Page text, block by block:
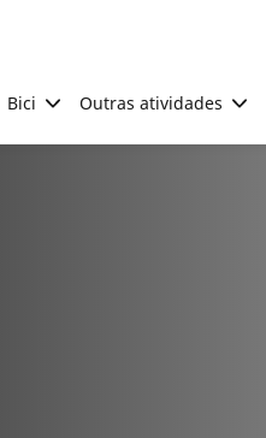
Bici Outras atividades